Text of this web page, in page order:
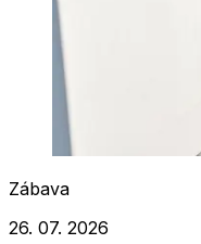
Zábava
26. 07. 2026